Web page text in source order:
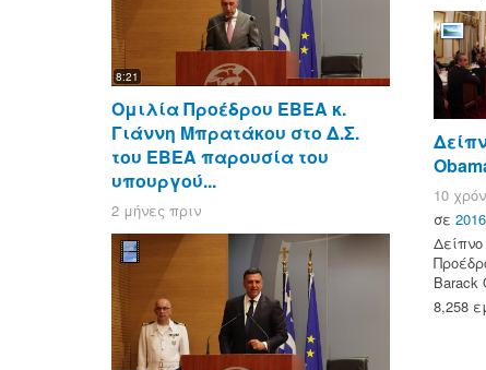
10
σε 2016
Δείπνο
Barack
8,258
8:21
Ομιλία Προέδρου ΕΒΕΑ κ.
Γιάννη Μπρατάκου στο Δ.Σ.
του ΕΒΕΑ παρουσία του
υπουργού...
2 μήνες πριν